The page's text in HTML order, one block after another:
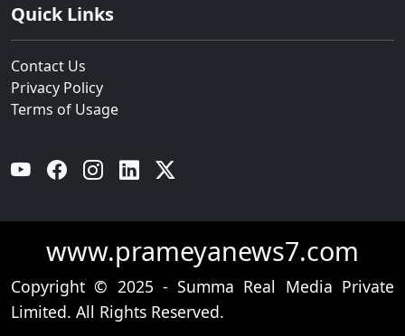
Quick Links
Contact Us
Privacy Policy
Terms of Usage
YouTube Facebook Instagram Linkedin
www.prameyanews7.com
Copyright © 2025 - Summa Real Media Private
Limited. All Rights Reserved.